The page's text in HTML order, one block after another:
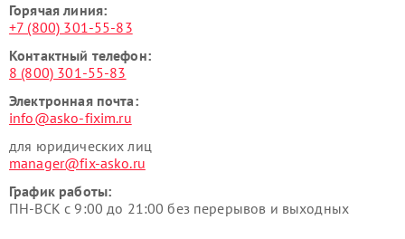
Горячая линия:
+7 (800) 301-55-83
Контактный телефон:
8 (800) 301-55-83
Электронная почта:
info@asko-fixim.ru
для юридических лиц
manager@fix-asko.ru
График работы:
ПН-ВСК с 9:00 до 21:00 без перерывов и выходных